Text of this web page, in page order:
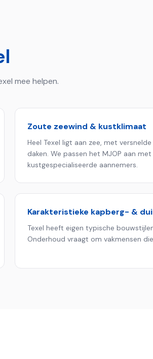
mee helpen.
Zoute zeewind & kustklimaat
Heel Texel ligt aan zee, met
daken. We passen het MJOP aan
kustgespecialiseerde aannemers.
Karakteristieke kapberg- &
Texel heeft eigen typische
Onderhoud vraagt om vakmensen